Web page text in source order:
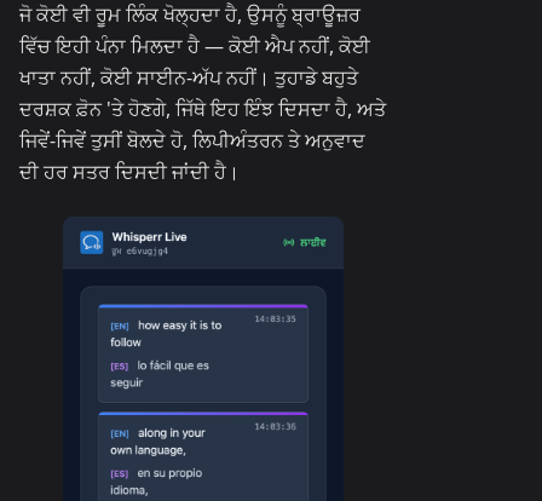
ਜੋ ਕੋਈ ਵੀ ਰੂਮ ਲਿੰਕ ਖੋਲ੍ਹਦਾ ਹੈ, ਉਸਨੂੰ ਬ੍ਰਾਊਜ਼ਰ
ਵਿੱਚ ਇਹੀ ਪੰਨਾ ਮਿਲਦਾ ਹੈ — ਕੋਈ ਐਪ ਨਹੀਂ, ਕੋਈ
ਖਾਤਾ ਨਹੀਂ, ਕੋਈ ਸਾਈਨ-ਅੱਪ ਨਹੀਂ। ਤੁਹਾਡੇ ਬਹੁਤੇ
ਦਰਸ਼ਕ ਫ਼ੋਨ 'ਤੇ ਹੋਣਗੇ, ਜਿੱਥੇ ਇਹ ਇੰਝ ਦਿਸਦਾ ਹੈ, ਅਤੇ
ਜਿਵੇਂ-ਜਿਵੇਂ ਤੁਸੀਂ ਬੋਲਦੇ ਹੋ, ਲਿਪੀਅੰਤਰਨ ਤੇ ਅਨੁਵਾਦ
ਦੀ ਹਰ ਸਤਰ ਦਿਸਦੀ ਜਾਂਦੀ ਹੈ।